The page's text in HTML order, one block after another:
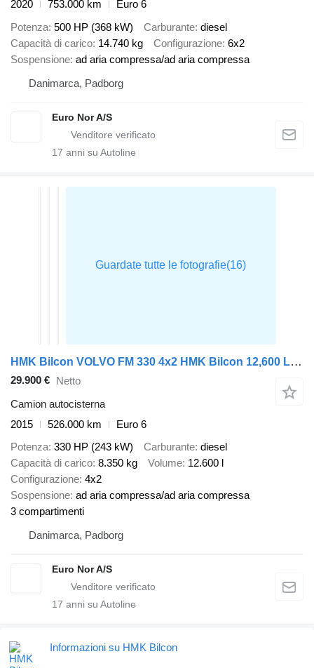
2020
753.000 km
Euro 6
Potenza 500 HP (368 kW) Carburante diesel
Capacità di carico 14.740 kg Configurazione 6x2
Sospensione ad aria compressa/ad aria compressa
Danimarca, Padborg
Euro Nor A/S
17 anni su Autoline
HMK Bilcon VOLVO FM 330 4x2 HMK Bilcon 12,600 L ADR Tanktruck
29.900 € Netto
Camion autocisterna
2015
526.000 km
Euro 6
Potenza 330 HP (243 kW) Carburante diesel
Capacità di carico 8.350 kg Volume 12.600 l
Configurazione 4x2
Sospensione ad aria compressa/ad aria compressa
3 compartimenti
Danimarca, Padborg
Euro Nor A/S
17 anni su Autoline
Informazioni su HMK Bilcon